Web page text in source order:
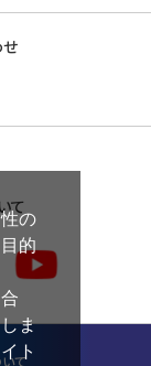
の
的
ま
ト
て
て